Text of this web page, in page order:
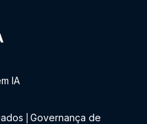
IA
Governança de